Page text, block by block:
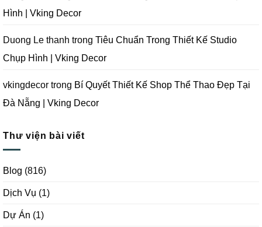
Hình | Vking Decor
Duong Le thanh trong Tiêu Chuẩn Trong Thiết Kế Studio
Chụp Hình | Vking Decor
vkingdecor trong Bí Quyết Thiết Kế Shop Thể Thao Đẹp Tại
Đà Nẵng | Vking Decor
Thư viện bài viết
Blog (816)
Dịch Vụ (1)
Dự Án (1)